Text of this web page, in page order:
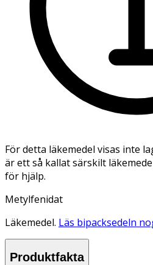
För detta läkemedel visas inte
är ett så kallat särskilt
för hjälp.
Metylfenidat
Läkemedel. Läs bipacksedeln
Produktfakta